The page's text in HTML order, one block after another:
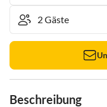
Beschreibung